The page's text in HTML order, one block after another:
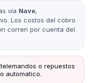
vía Nave,
Los costos del cobro
corren por cuenta del
o repuestos
automatico.